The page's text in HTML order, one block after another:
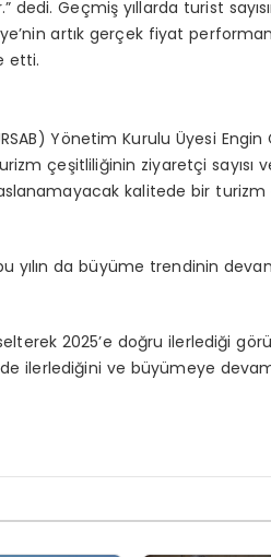
Geçmiş yıllarda turist
artık gerçek fiyat
etti.
Yönetim Kurulu Üyesi Engin
çeşitliliğinin ziyaretçi sayısı
kalitede bir
yılın da büyüme trendinin
2025’e doğru ilerlediği
ilerlediğini ve büyümeye